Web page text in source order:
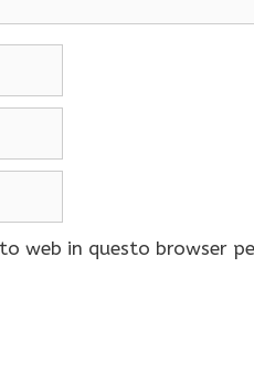
web in questo browser